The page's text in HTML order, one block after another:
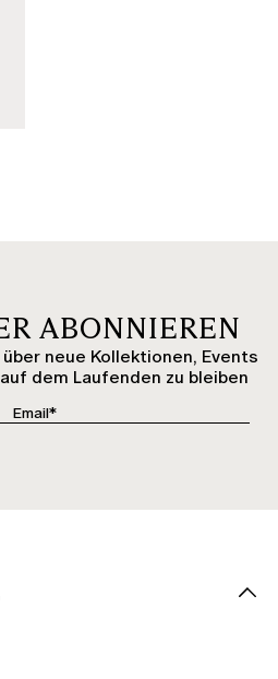
ABONNIEREN
neue Kollektionen, Events
dem Laufenden zu bleiben